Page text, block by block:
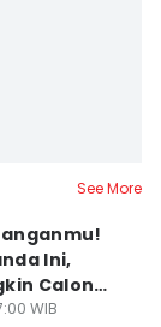
See More
Ini,
Calon
WIB